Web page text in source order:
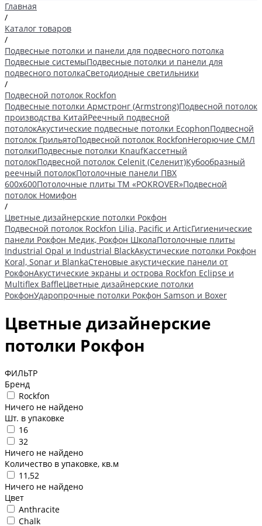
Главная
/
Каталог товаров
/
Подвесные потолки и панели для подвесного потолка
Подвесные системыПодвесные потолки и панели для
подвесного потолкаСветодиодные светильники
/
Подвесной потолок Rockfon
Подвесные потолки Армстронг (Armstrong)Подвесной потолок
производства КитайРеечный подвесной
потолокАкустические подвесные потолки EcophonПодвесной
потолок ГрильятоПодвесной потолок RockfonНегорючие СМЛ
потолкиПодвесные потолки KnaufКассетный
потолокПодвесной потолок Celenit (Селенит)Кубообразный
реечный потолокПотолочные панели ПВХ
600х600Потолочные плиты ТМ «POKROVER»Подвесной
потолок Номифон
/
Цветные дизайнерские потолки Рокфон
Подвесной потолок Rockfon Lilia, Pacific и ArticГигиенические
панели Рокфон Медик, Рокфон ШколаПотолочные плиты
Industrial Opal и Industrial BlackАкустические потолки Рокфон
Koral, Sonar и BlankaСтеновые акустические панели от
РокфонАкустические экраны и острова Rockfon Eclipse и
Multiflex BaffleЦветные дизайнерские потолки
РокфонУдаропрочные потолки Рокфон Samson и Boxer
Цветные дизайнерские
потолки Рокфон
ФИЛЬТР
Бренд
Rockfon
Ничего не найдено
Шт. в упаковке
16
32
Ничего не найдено
Количество в упаковке, кв.м
11,52
Ничего не найдено
Цвет
Anthracite
Chalk